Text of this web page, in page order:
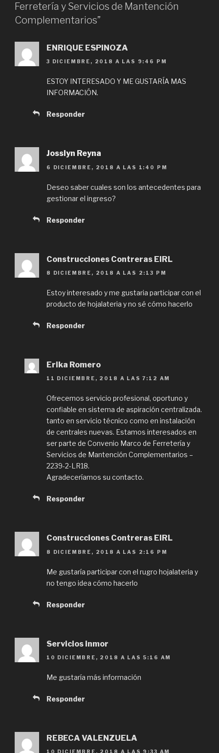
Ferretería y Servicios de Mantención
Complementarios”
ENRIQUE ESPINOZA
3 DICIEMBRE, 2018 A LAS 9:46 PM
ESTOY INTERESADO Y ME GUSTARÍA MAS
INFORMACIÓN.
Responder
Josslyn Reyna
6 DICIEMBRE, 2018 A LAS 1:40 PM
Deseo saber cuales son los antecedentes para
gestionar el ingreso?
Responder
Construcciones Contreras EIRL
8 DICIEMBRE, 2018 A LAS 2:13 PM
Estoy interesado y me gustaria participar con el
producto de hojalateria y no sé cómo hacerlo
Responder
Erika Romero
11 DICIEMBRE, 2018 A LAS 7:12 AM
Ofrecemos servicio profesional, oportuno y
confiable en sistema de aspiración centralizada.
tanto en servicio técnico como en instalación
de centrales nuevas. Estamos interesados en
ser parte de Convenio Marco de Ferretería y
Servicios de Mantención Complementarios –
2239-2-LR18.
Agradeceríamos su contacto.
Responder
Construcciones Contreras EIRL
8 DICIEMBRE, 2018 A LAS 2:16 PM
Me gustaría participar con el rugro hojalateria y
no tengo idea cómo hacerlo
Responder
Servicios inmor
10 DICIEMBRE, 2018 A LAS 5:16 AM
Me gustaría más información
Responder
REBECA VALENZUELA
10 DICIEMBRE, 2018 A LAS 9:33 AM